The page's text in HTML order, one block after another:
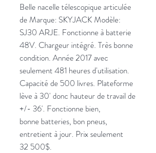
Belle nacelle télescopique articulée
de Marque: SKYJACK Modèle:
SJ30 ARJE. Fonctionne à batterie
48V. Chargeur intégré. Très bonne
condition. Année 2017 avec
seulement 481 heures d'utilisation.
Capacité de 500 livres. Plateforme
lève à 30' donc hauteur de travail de
+/- 36'. Fonctionne bien,
bonne batteries, bon pneus,
entretient à jour. Prix seulement
32 500$.